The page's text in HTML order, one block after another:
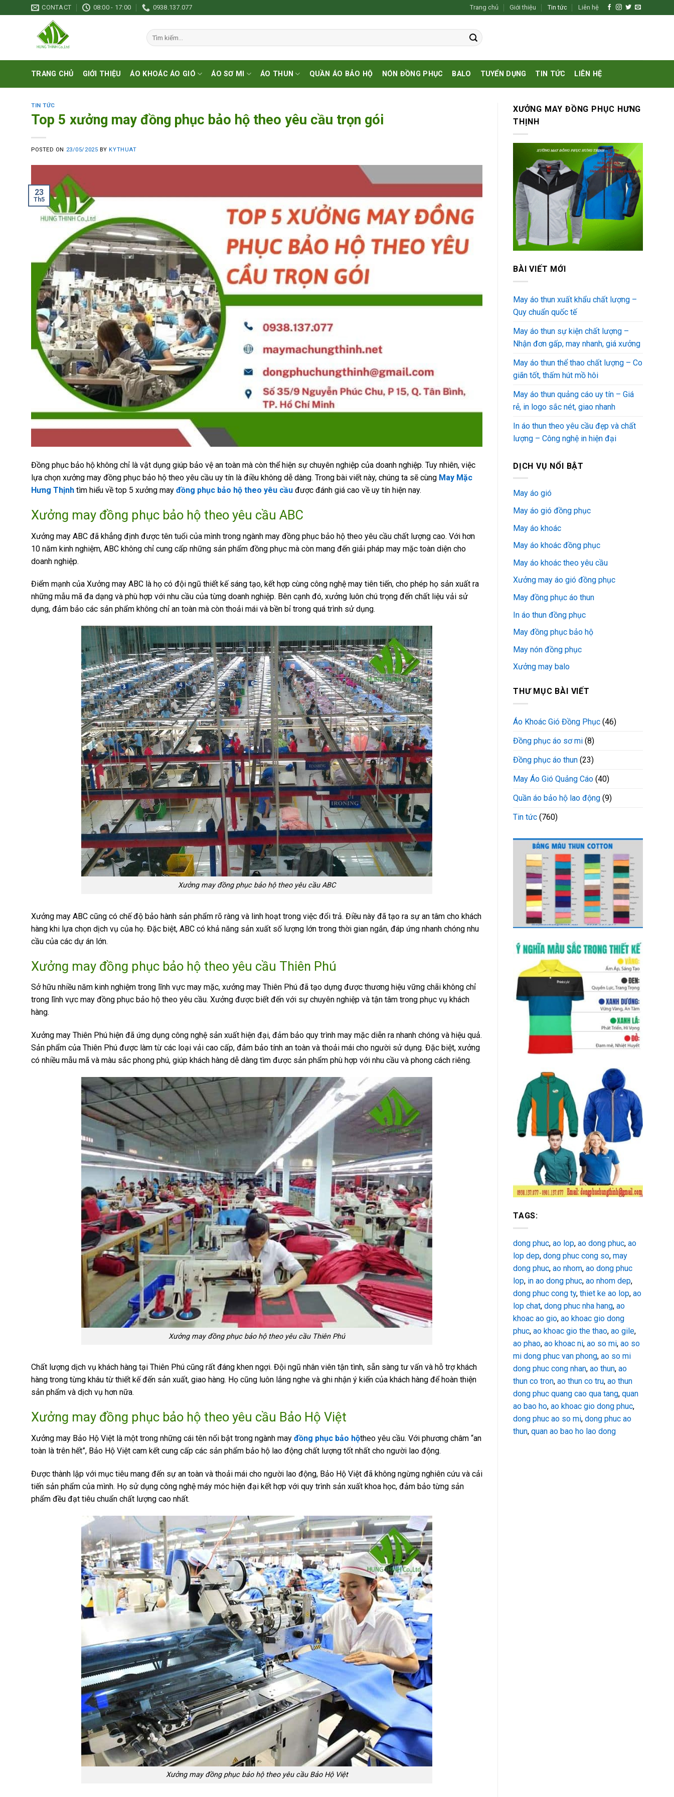
to
CONTACT 08:00 - 17:00 0938.137.077 Trang chủ Giới thiệu Tin tức Liên hệ
Tìm
kiếm:
TRANG CHỦ GIỚI THIỆU ÁO KHOÁC ÁO GIÓ ÁO SƠ MI ÁO THUN QUẦN ÁO BẢO HỘ NÓN ĐỒNG PHỤC BALO TUYỂN DỤNG TIN TỨC LIÊN HỆ
TIN TỨC
Top 5 xưởng may đồng phục bảo hộ theo yêu cầu trọn gói
POSTED ON 23/05/2025 BYKYTHUAT
23
Th5
Đồng phục bảo hộ không chỉ là vật dụng giúp bảo vệ an toàn mà còn thể hiện sự chuyên nghiệp của doanh nghiệp. Tuy nhiên, việc
lựa chọn xưởng may đồng phục bảo hộ theo yêu cầu uy tín là điều không dễ dàng. Trong bài viết này, chúng ta sẽ cùng May Mặc
Hưng Thịnh tìm hiểu về top 5 xưởng may đồng phục bảo hộ theo yêu cầu được đánh giá cao về uy tín hiện nay.
Xưởng may đồng phục bảo hộ theo yêu cầu ABC
Xưởng may ABC đã khẳng định được tên tuổi của mình trong ngành may đồng phục bảo hộ theo yêu cầu chất lượng cao. Với hơn
10 năm kinh nghiệm, ABC không chỉ cung cấp những sản phẩm đồng phục mà còn mang đến giải pháp may mặc toàn diện cho
doanh nghiệp.
Điểm mạnh của Xưởng may ABC là họ có đội ngũ thiết kế sáng tạo, kết hợp cùng công nghệ may tiên tiến, cho phép họ sản xuất ra
những mẫu mã đa dạng và phù hợp với nhu cầu của từng doanh nghiệp. Bên cạnh đó, xưởng luôn chú trọng đến chất liệu vải sử
dụng, đảm bảo các sản phẩm không chỉ an toàn mà còn thoải mái và bền bỉ trong quá trình sử dụng.
Xưởng may đồng phục bảo hộ theo yêu cầu ABC
Xưởng may ABC cũng có chế độ bảo hành sản phẩm rõ ràng và linh hoạt trong việc đổi trả. Điều này đã tạo ra sự an tâm cho khách
hàng khi lựa chọn dịch vụ của họ. Đặc biệt, ABC có khả năng sản xuất số lượng lớn trong thời gian ngắn, đáp ứng nhanh chóng nhu
cầu của các dự án lớn.
Xưởng may đồng phục bảo hộ theo yêu cầu Thiên Phú
Sở hữu nhiều năm kinh nghiệm trong lĩnh vực may mặc, xưởng may Thiên Phú đã tạo dựng được thương hiệu vững chãi không chỉ
trong lĩnh vực may đồng phục bảo hộ theo yêu cầu. Xưởng được biết đến với sự chuyên nghiệp và tận tâm trong phục vụ khách
hàng.
Xưởng may Thiên Phú hiện đã ứng dụng công nghệ sản xuất hiện đại, đảm bảo quy trình may mặc diễn ra nhanh chóng và hiệu quả.
Sản phẩm của Thiên Phú được làm từ các loại vải cao cấp, đảm bảo tính an toàn và thoải mái cho người sử dụng. Đặc biệt, xưởng
có nhiều mẫu mã và màu sắc phong phú, giúp khách hàng dễ dàng tìm được sản phẩm phù hợp với nhu cầu và phong cách riêng.
Xưởng may đồng phục bảo hộ theo yêu cầu Thiên Phú
Chất lượng dịch vụ khách hàng tại Thiên Phú cũng rất đáng khen ngợi. Đội ngũ nhân viên tận tình, sẵn sàng tư vấn và hỗ trợ khách
hàng trong từng khâu từ thiết kế đến sản xuất, giao hàng. Họ cũng luôn lắng nghe và ghi nhận ý kiến của khách hàng để hoàn thiện
sản phẩm và dịch vụ hơn nữa.
Xưởng may đồng phục bảo hộ theo yêu cầu Bảo Hộ Việt
Xưởng may Bảo Hộ Việt là một trong những cái tên nổi bật trong ngành may đồng phục bảo hộtheo yêu cầu. Với phương châm “an
toàn là trên hết”, Bảo Hộ Việt cam kết cung cấp các sản phẩm bảo hộ lao động chất lượng tốt nhất cho người lao động.
Được thành lập với mục tiêu mang đến sự an toàn và thoải mái cho người lao động, Bảo Hộ Việt đã không ngừng nghiên cứu và cải
tiến sản phẩm của mình. Họ sử dụng công nghệ máy móc hiện đại kết hợp với quy trình sản xuất khoa học, đảm bảo từng sản
phẩm đều đạt tiêu chuẩn chất lượng cao nhất.
Xưởng may đồng phục bảo hộ theo yêu cầu Bảo Hộ Việt
XƯỞNG MAY ĐỒNG PHỤC HƯNG
THỊNH
BÀI VIẾT MỚI
May áo thun xuất khẩu chất lượng –
Quy chuẩn quốc tế
May áo thun sự kiện chất lượng –
Nhận đơn gấp, may nhanh, giá xưởng
May áo thun thể thao chất lượng – Co
giãn tốt, thấm hút mồ hôi
May áo thun quảng cáo uy tín – Giá
rẻ, in logo sắc nét, giao nhanh
In áo thun theo yêu cầu đẹp và chất
lượng – Công nghệ in hiện đại
DỊCH VỤ NỔI BẬT
May áo gió
May áo gió đồng phục
May áo khoác
May áo khoác đồng phục
May áo khoác theo yêu cầu
Xưởng may áo gió đồng phục
May đồng phục áo thun
In áo thun đồng phục
May đồng phục bảo hộ
May nón đồng phục
Xưởng may balo
THƯ MỤC BÀI VIẾT
Áo Khoác Gió Đồng Phục (46)
Đồng phục áo sơ mi (8)
Đồng phục áo thun (23)
May Áo Gió Quảng Cáo (40)
Quần áo bảo hộ lao động (9)
Tin tức (760)
TAGS:
dong phuc, ao lop, ao dong phuc, ao
lop dep, dong phuc cong so, may
dong phuc, ao nhom, ao dong phuc
lop, in ao dong phuc, ao nhom dep,
dong phuc cong ty, thiet ke ao lop, ao
lop chat, dong phuc nha hang, ao
khoac ao gio, ao khoac gio dong
phuc, ao khoac gio the thao, ao gile,
ao phao, ao khoac ni, ao so mi, ao so
mi dong phuc van phong, ao so mi
dong phuc cong nhan, ao thun, ao
thun co tron, ao thun co tru, ao thun
dong phuc quang cao qua tang, quan
ao bao ho, ao khoac gio dong phuc,
dong phuc ao so mi, dong phuc ao
thun, quan ao bao ho lao dong